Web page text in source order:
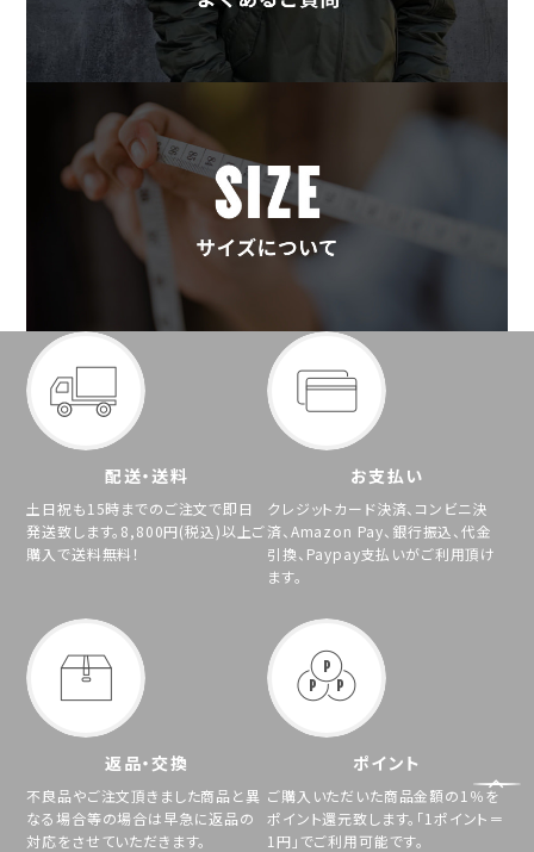
配送・送料
土日祝も15時までのご注文で即日
発送致します。8,800円(税込)以上ご
購入で送料無料！
お支払い
クレジットカード決済、コンビニ決
済、Amazon Pay、銀行振込、代金
引換、Paypay支払いがご利用頂け
ます。
返品・交換
不良品やご注文頂きました商品と異
なる場合等の場合は早急に返品の
対応をさせていただきます。
ポイント
ご購入いただいた商品金額の1％を
ポイント還元致します。「1ポイント＝
1円」でご利用可能です。